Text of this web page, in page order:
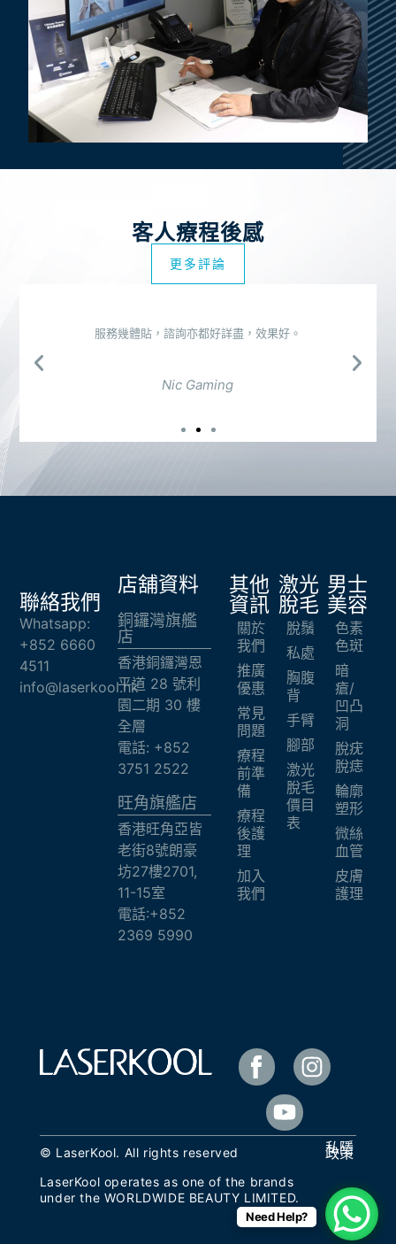
客人療程後感
更多評論
服務幾體貼，諮詢亦都好詳盡，效果好。
Nic Gaming
激光
脫毛
脫鬚
私處
胸腹
背
手臂
腳部
激光
脫毛
價目
表
男士
美容
色素
色斑
暗
瘡/
凹凸
洞
脫疣
脫痣
輪廓
塑形
微絲
血管
皮膚
護理
其他
資訊
關於
我們
推廣
優惠
常見
問題
療程
前準
備
療程
後護
理
加入
我們
店舖資料
銅鑼灣旗艦
店
香港銅鑼灣恩
平道 28 號利
園二期 30 樓
全層
電話: +852
3751 2522
旺角旗艦店​
香港旺角亞皆
老街8號朗豪
坊27樓2701,
11-15室
電話:+852
2369 5990
聯絡我們
Whatsapp:
+852 6660
4511
info@laserkool.hk
© LaserKool. All rights reserved
LaserKool operates as one of the brands
under the WORLDWIDE BEAUTY LIMITED.
私隱
政策
Need Help?